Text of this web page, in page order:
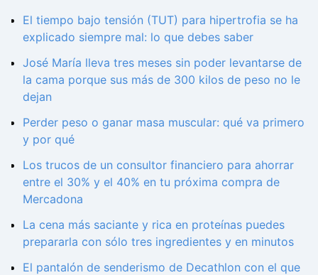
El tiempo bajo tensión (TUT) para hipertrofia se ha
explicado siempre mal: lo que debes saber
José María lleva tres meses sin poder levantarse de
la cama porque sus más de 300 kilos de peso no le
dejan
Perder peso o ganar masa muscular: qué va primero
y por qué
Los trucos de un consultor financiero para ahorrar
entre el 30% y el 40% en tu próxima compra de
Mercadona
La cena más saciante y rica en proteínas puedes
prepararla con sólo tres ingredientes y en minutos
El pantalón de senderismo de Decathlon con el que